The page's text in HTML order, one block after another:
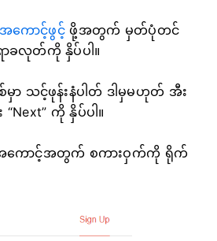
ကောင့်ဖွင့် ဖို့အတွက် မှတ်ပုံတင်
လုတ်ကို နှိပ်ပါ။
ာ သင့်ဖုန်းနံပါတ် ဒါမှမဟုတ် အီး
ကို နှိပ်ပါ။
အကောင့်အတွက် စကားဝှက်ကို ရိုက်